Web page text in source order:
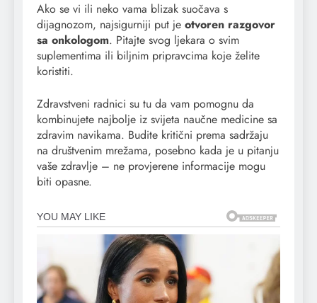
Ako se vi ili neko vama blizak suočava s
dijagnozom, najsigurniji put je otvoren razgovor
sa onkologom. Pitajte svog ljekara o svim
suplementima ili biljnim pripravcima koje želite
koristiti.
Zdravstveni radnici su tu da vam pomognu da
kombinujete najbolje iz svijeta naučne medicine sa
zdravim navikama. Budite kritični prema sadržaju
na društvenim mrežama, posebno kada je u pitanju
vaše zdravlje – ne provjerene informacije mogu
biti opasne.